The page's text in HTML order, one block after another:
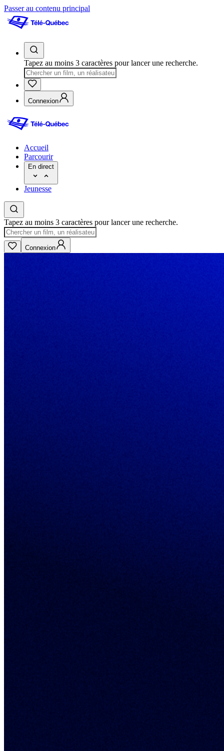
Passer au contenu principal
Tapez au moins 3 caractères pour lancer une recherche.
Connexion
Accueil
Parcourir
En direct
Jeunesse
Tapez au moins 3 caractères pour lancer une recherche.
Connexion